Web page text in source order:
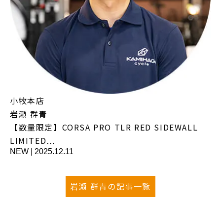
小牧本店
岩瀬 群青
【数量限定】CORSA PRO TLR RED SIDEWALL
LIMITED…
NEW 2025.12.11
岩瀬 群青の記事一覧